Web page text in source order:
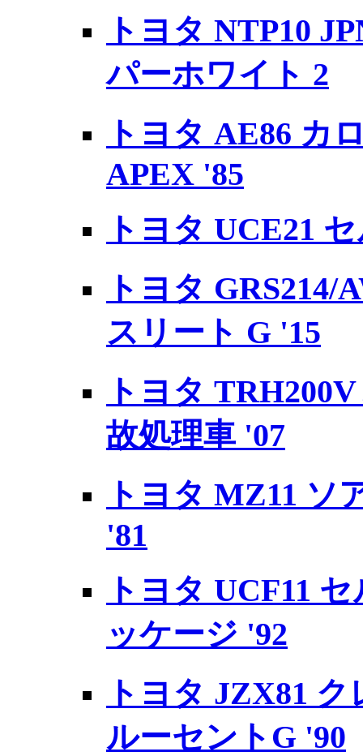
トヨタ NTP10
パーホワイト 2
トヨタ AE86 カ
APEX '85
トヨタ UCE21
トヨタ GRS214/
スリート G '15
トヨタ
故処理車 '07
トヨタ MZ11 ソ
'81
トヨタ UCF11
ッケージ '92
トヨタ JZX81
ルーセントG '90